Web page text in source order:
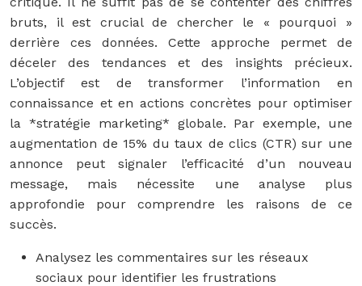
bruts, il est crucial de chercher le « pourquoi »
derrière ces données. Cette approche permet de
déceler des tendances et des insights précieux.
L’objectif est de transformer l’information en
connaissance et en actions concrètes pour optimiser
la *stratégie marketing* globale. Par exemple, une
augmentation de 15% du taux de clics (CTR) sur une
annonce peut signaler l’efficacité d’un nouveau
message, mais nécessite une analyse plus
approfondie pour comprendre les raisons de ce
succès.
Analysez les commentaires sur les réseaux
sociaux pour identifier les frustrations